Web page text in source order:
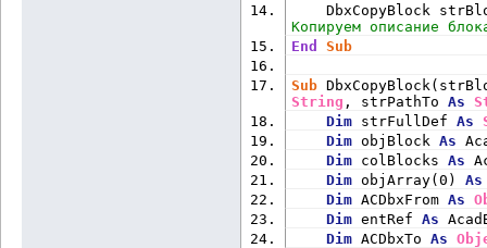
DbxCopyBlock
Копируем описание
End
Sub
Sub
String , strPathTo As
Dim strFullDef As
Dim objBlock As
Dim colBlocks As
Dim objArray(0) As
Dim ACDbxFrom As
Dim entRef As
Dim ACDbxTo As